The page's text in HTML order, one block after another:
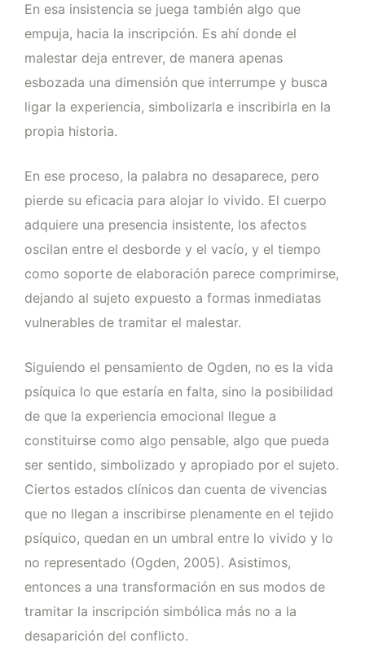
En esa insistencia se juega también algo que
empuja, hacia la inscripción. Es ahí donde el
malestar deja entrever, de manera apenas
esbozada una dimensión que interrumpe y busca
ligar la experiencia, simbolizarla e inscribirla en la
propia historia.
En ese proceso, la palabra no desaparece, pero
pierde su eficacia para alojar lo vivido. El cuerpo
adquiere una presencia insistente, los afectos
oscilan entre el desborde y el vacío, y el tiempo
como soporte de elaboración parece comprimirse,
dejando al sujeto expuesto a formas inmediatas
vulnerables de tramitar el malestar.
Siguiendo el pensamiento de Ogden, no es la vida
psíquica lo que estaría en falta, sino la posibilidad
de que la experiencia emocional llegue a
constituirse como algo pensable, algo que pueda
ser sentido, simbolizado y apropiado por el sujeto.
Ciertos estados clínicos dan cuenta de vivencias
que no llegan a inscribirse plenamente en el tejido
psíquico, quedan en un umbral entre lo vivido y lo
no representado (Ogden, 2005). Asistimos,
entonces a una transformación en sus modos de
tramitar la inscripción simbólica más no a la
desaparición del conflicto.